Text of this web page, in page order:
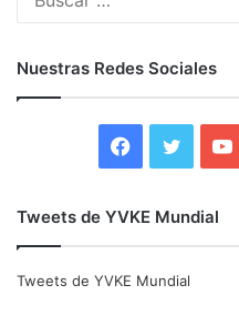
Nuestras Redes Sociales
e
t
Tweets de YVKE Mundial
Tweets de YVKE Mundial